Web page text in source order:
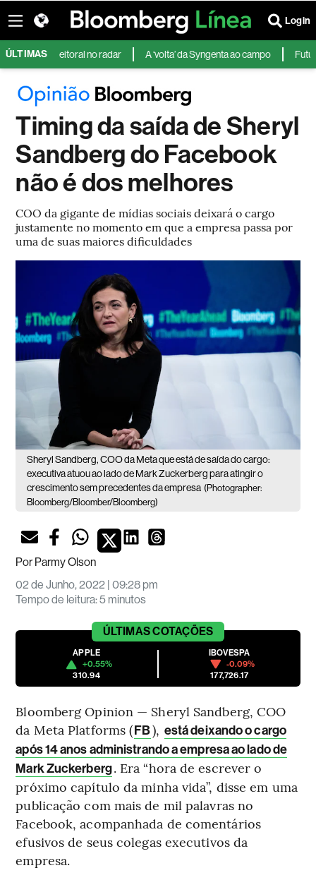
Login
ÚLTIMAS
eleitoral no radar A ‘volta’ da Syngenta ao campo Futuros dos
Timing da saída de Sheryl
Sandberg do Facebook
não é dos melhores
COO da gigante de mídias sociais deixará o cargo
justamente no momento em que a empresa passa por
uma de suas maiores dificuldades
Sheryl Sandberg, COO da Meta que está de saída do cargo:
executiva atuou ao lado de Mark Zuckerberg para atingir o
crescimento sem precedentes da empresa (Photographer:
Bloomberg/Bloomber/Bloomberg)
PorParmy Olson
02 de Junho, 2022 | 09:28 pm
Tempo de leitura:5 minutos
ÚLTIMASCOTAÇÕES
APPLE
+0.55%
310.94
IBOVESPA
-0.09%
177,726.17
Bloomberg Opinion — Sheryl Sandberg, COO
da Meta Platforms (FB), está deixando o cargo
após 14 anos administrando a empresa ao lado de
Mark Zuckerberg. Era “hora de escrever o
próximo capítulo da minha vida”, disse em uma
publicação com mais de mil palavras no
Facebook, acompanhada de comentários
efusivos de seus colegas executivos da
empresa.